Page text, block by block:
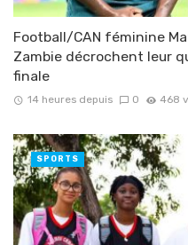
Football/CAN féminine
Zambie décrochent leur
finale
14 heures depuis 0 468
SPORTS